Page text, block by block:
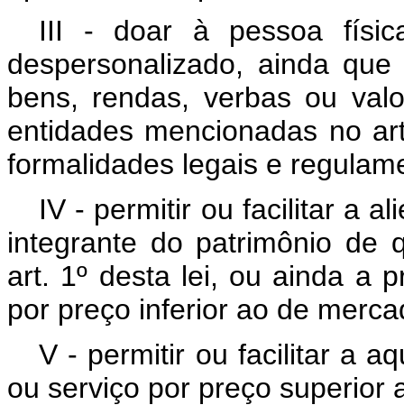
III - doar à pessoa
despersonalizado, ainda
bens, rendas, verbas ou
entidades mencionadas no
formalidades legais e
IV - permitir ou facilitar a
integrante do patrimônio de
art. 1º desta lei, ou ainda a
por preço inferior ao de
V - permitir ou facilitar a
ou serviço por preço superior